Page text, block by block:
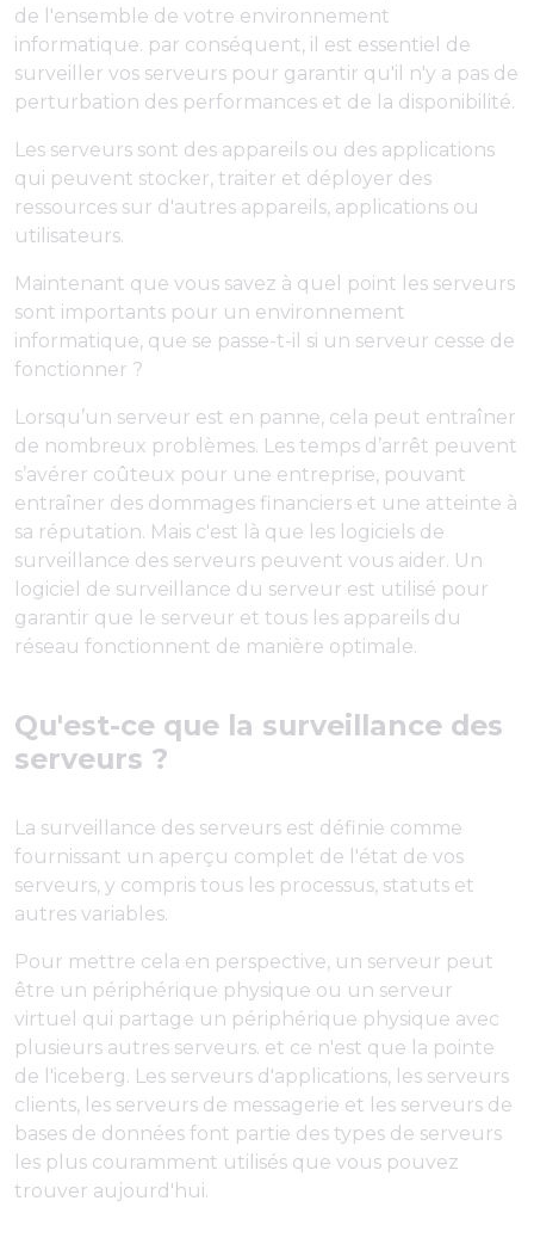
de l'ensemble de votre environnement
informatique. par conséquent, il est essentiel de
surveiller vos serveurs pour garantir qu'il n'y a pas de
perturbation des performances et de la disponibilité.
Les serveurs sont des appareils ou des applications
qui peuvent stocker, traiter et déployer des
ressources sur d'autres appareils, applications ou
utilisateurs.
Maintenant que vous savez à quel point les serveurs
sont importants pour un environnement
informatique, que se passe-t-il si un serveur cesse de
fonctionner ?
Lorsqu’un serveur est en panne, cela peut entraîner
de nombreux problèmes. Les temps d’arrêt peuvent
s’avérer coûteux pour une entreprise, pouvant
entraîner des dommages financiers et une atteinte à
sa réputation. Mais c'est là que les logiciels de
surveillance des serveurs peuvent vous aider. Un
logiciel de surveillance du serveur est utilisé pour
garantir que le serveur et tous les appareils du
réseau fonctionnent de manière optimale.
Qu'est-ce que la surveillance des
serveurs ?
La surveillance des serveurs est définie comme
fournissant un aperçu complet de l'état de vos
serveurs, y compris tous les processus, statuts et
autres variables.
Pour mettre cela en perspective, un serveur peut
être un périphérique physique ou un serveur
virtuel qui partage un périphérique physique avec
plusieurs autres serveurs. et ce n'est que la pointe
de l'iceberg. Les serveurs d'applications, les serveurs
clients, les serveurs de messagerie et les serveurs de
bases de données font partie des types de serveurs
les plus couramment utilisés que vous pouvez
trouver aujourd'hui.